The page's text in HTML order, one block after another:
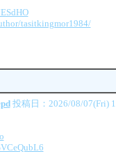
tasitkingmor1984/
投稿日：2026/08/07(Fri)